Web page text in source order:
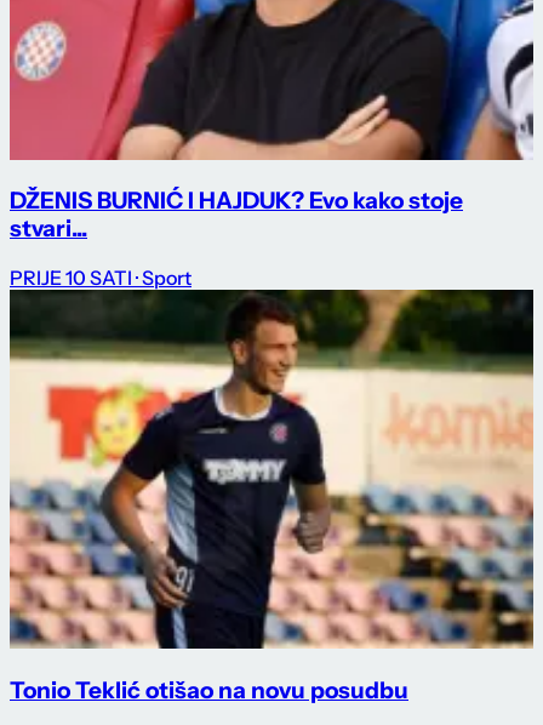
DŽENIS BURNIĆ I HAJDUK? Evo kako stoje
stvari...
PRIJE 10 SATI · Sport
Tonio Teklić otišao na novu posudbu